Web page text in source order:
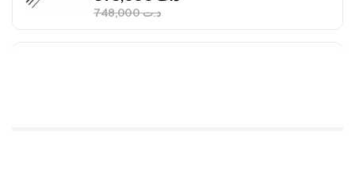
د.ت 379,000